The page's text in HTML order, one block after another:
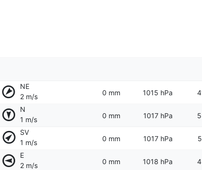
NE
2 m/s
0 mm 1015 hPa
N
1 m/s
0 mm 1017 hPa
SV
1 m/s
0 mm 1017 hPa
E
2 m/s
0 mm 1018 hPa